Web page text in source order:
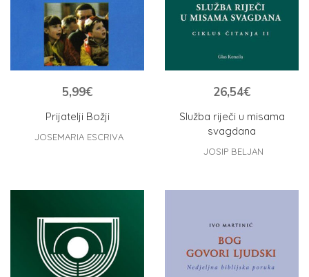
Prijatelji Božji
5,99€
JOSEMARIA ESCRIVA
Služba riječi u misama
svagdana
26,54€
JOSIP BELJAN